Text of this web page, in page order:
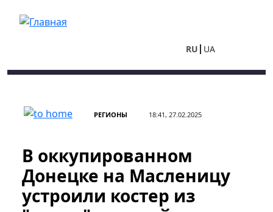
RU UA
РЕГИОНЫ 18:41, 27.02.2025
В оккупированном
Донецке на Масленицу
устроили костер из